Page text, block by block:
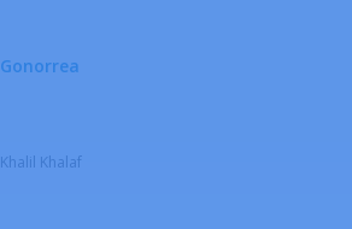
Gonorrea
Khalil Khalaf